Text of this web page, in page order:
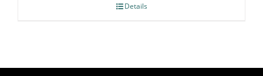
Details